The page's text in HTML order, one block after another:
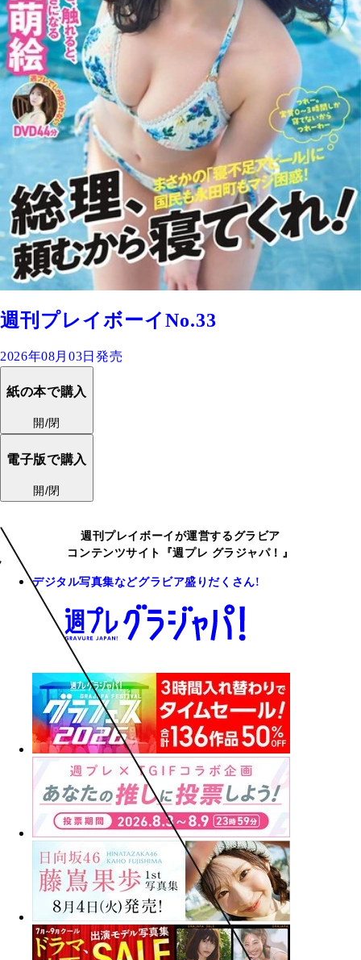
週刊プレイボーイNo.33
2026年08月03日発売
紙の本で購入
開/閉
電子版で購入
開/閉
週刊プレイボーイが運営するグラビア
コンテンツサイト『週プレ グラジャパ！』
デジタル写真集などグラビア盛りだくさん!